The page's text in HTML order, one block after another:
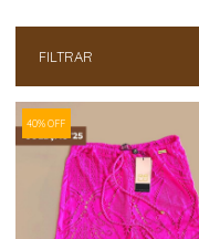
FILTRAR
40% OFF